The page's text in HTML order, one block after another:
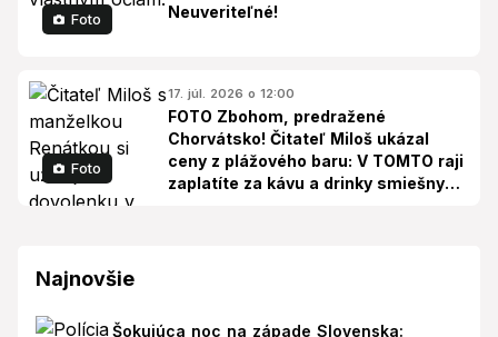
Foto
Neuveriteľné!
Foto
17. júl. 2026 o 12:00
FOTO Zbohom, predražené
Chorvátsko! Čitateľ Miloš ukázal
ceny z plážového baru: V TOMTO raji
zaplatíte za kávu a drinky smiešny
Najnovšie
Šokujúca noc na západe Slovenska: